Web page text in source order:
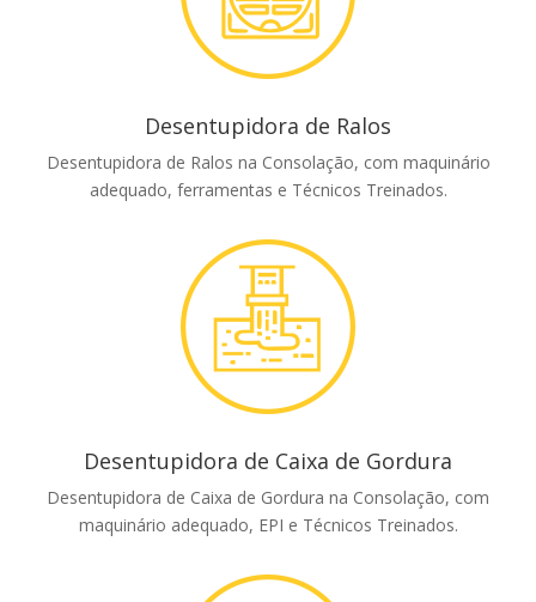
Desentupidora de Ralos
Desentupidora de Ralos na Consolação, com maquinário
adequado, ferramentas e Técnicos Treinados.
Desentupidora de Caixa de Gordura
Desentupidora de Caixa de Gordura na Consolação, com
maquinário adequado, EPI e Técnicos Treinados.